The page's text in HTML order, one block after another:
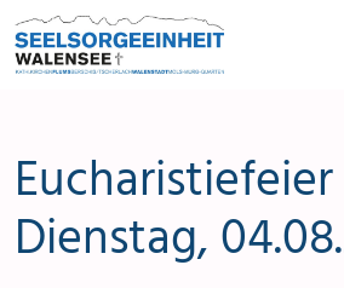
Direkt zur Hauptnavigation springen
Direkt zum Inhalt springen
Dienstag,
Menu
Berschis-TscherlachAngebote & Sakramente
Kontakte